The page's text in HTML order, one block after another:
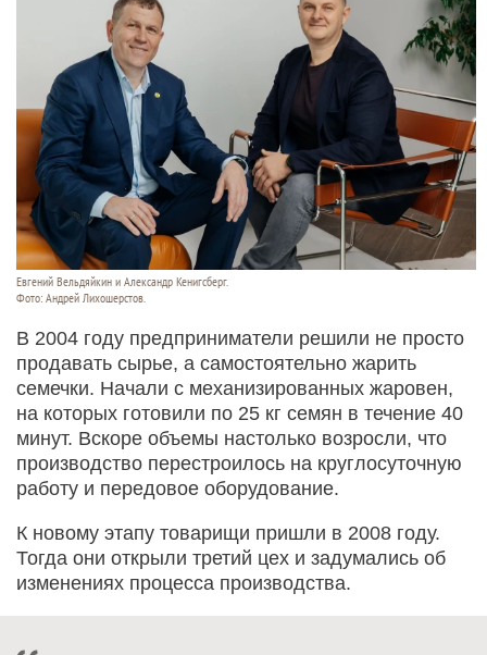
Евгений Вельдяйкин и Александр Кенигсберг.
Фото: Андрей Лихошерстов.
В 2004 году предприниматели решили не просто
продавать сырье, а самостоятельно жарить
семечки. Начали с механизированных жаровен,
на которых готовили по 25 кг семян в течение 40
минут. Вскоре объемы настолько возросли, что
производство перестроилось на круглосуточную
работу и передовое оборудование.
К новому этапу товарищи пришли в 2008 году.
Тогда они открыли третий цех и задумались об
изменениях процесса производства.